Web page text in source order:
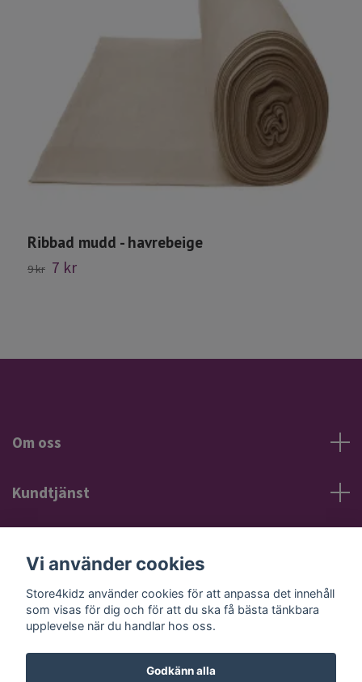
Ribbad mudd - havrebeige
9 kr 7 kr
Om oss
Kundtjänst
Sociala medier
Vi använder cookies
Store4kidz använder cookies för att anpassa det innehåll
som visas för dig och för att du ska få bästa tänkbara
upplevelse när du handlar hos oss.
Godkänn alla